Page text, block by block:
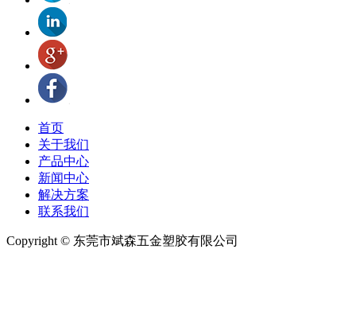
首页
关于我们
产品中心
新闻中心
解决方案
联系我们
Copyright © 东莞市斌森五金塑胶有限公司